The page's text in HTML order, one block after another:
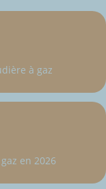
à gaz
en 2026